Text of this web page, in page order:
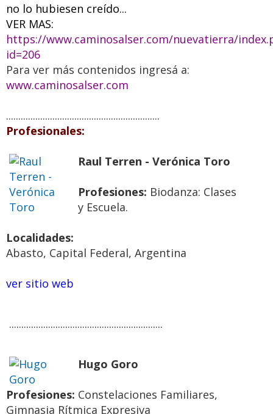
no lo hubiesen creído...
VER MAS:
https://www.caminosalser.com/nuevatierra/
id=206
Para ver más contenidos ingresá a:
www.caminosalser.com
...............................................................
Profesionales:
Raul Terren - Verónica Toro
Profesiones: Biodanza: Clases
y Escuela.
Localidades:
Abasto, Capital Federal, Argentina
ver sitio web
...............................................................
Hugo Goro
Profesiones: Constelaciones Familiares,
Gimnasia Rítmica Expresiva